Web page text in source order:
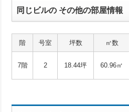
同じビルの その他の部屋情報
階 号室 坪数 ㎡数
7階 2 18.44坪 60.96㎡